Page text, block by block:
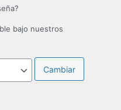
bajo nuestros